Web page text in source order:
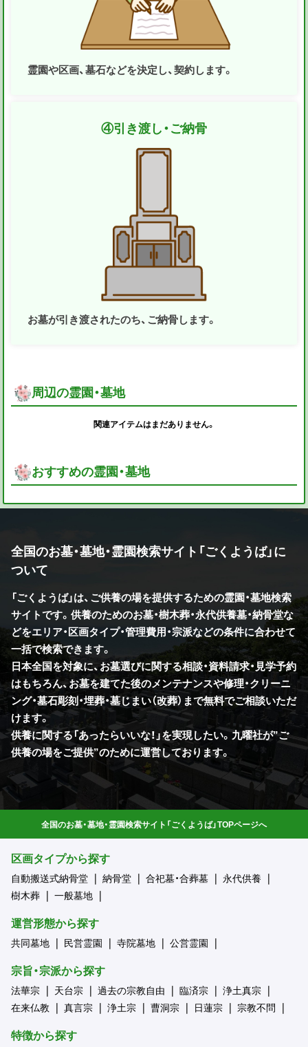
霊園や区画、墓石などを決定し、契約します。
④引き渡し・ご納骨
お墓が引き渡されたのち、ご納骨します。
周辺の霊園・墓地
関連アイテムはまだありません。
おすすめの霊園・墓地
全国のお墓・墓地・霊園検索サイト「ごくようば」に
ついて
「ごくようば」は、ご供養の場を提供するための霊園・墓地検索
サイトです。供養のためのお墓・樹木葬・永代供養墓・納骨堂な
どをエリア・区画タイプ・管理費用・宗派などの条件に合わせて
一括で検索できます。
日本全国を対象に、お墓選びに関する相談・資料請求・見学予約
はもちろん、お墓を建てた後のメンテナンスや修理・クリーニ
ング・墓石彫刻・埋葬・墓じまい（改葬）まで無料でご相談いただ
けます。
供養に関する「あったらいいな！」を実現したい。九曜社が”ご
供養の場をご提供”のために運営しております。
全国のお墓・墓地・霊園検索サイト「ごくようば」TOPページへ
区画タイプから探す
自動搬送式納骨堂 納骨堂 合祀墓・合葬墓
永代供養
樹木葬
一般墓地
運営形態から探す
共同墓地 民営霊園 寺院墓地 公営霊園
宗旨・宗派から探す
法華宗 天台宗 過去の宗教自由 臨済宗
浄土真宗
在来仏教
真言宗 浄土宗 曹洞宗 日蓮宗 宗教不問
特徴から探す